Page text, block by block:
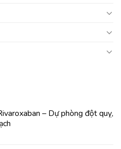
– Dự phòng đột quỵ,